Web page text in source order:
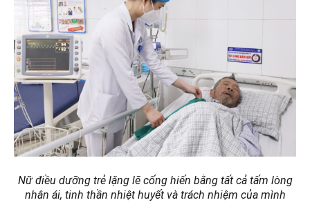
Nữ điều dưỡng trẻ lặng lẽ cống hiến bằng tất cả tấm lòng
nhân ái, tinh thần nhiệt huyết và trách nhiệm của mình